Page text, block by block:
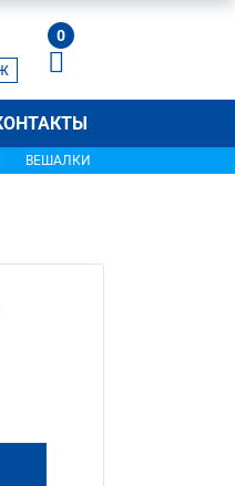
0
ВЕШАЛКИ